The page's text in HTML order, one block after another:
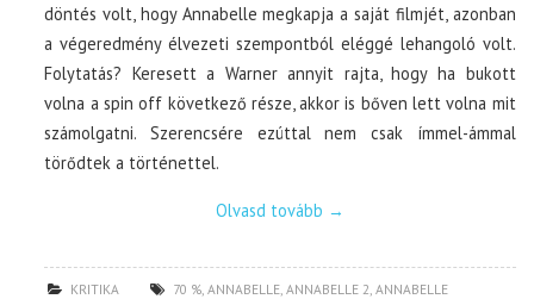
döntés volt, hogy Annabelle megkapja a saját filmjét, azonban
a végeredmény élvezeti szempontból eléggé lehangoló volt.
Folytatás? Keresett a Warner annyit rajta, hogy ha bukott
volna a spin off következő része, akkor is bőven lett volna mit
számolgatni. Szerencsére ezúttal nem csak ímmel-ámmal
törődtek a történettel.
Olvasd tovább →
KRITIKA 70 % ,ANNABELLE ,ANNABELLE 2 ,ANNABELLE